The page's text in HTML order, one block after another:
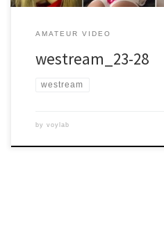
AMATEUR VIDEO
westream_23-28
westream
by voylab